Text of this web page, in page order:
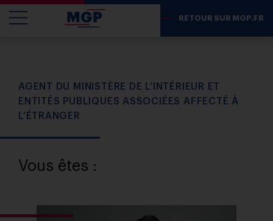
RETOUR SUR MGP.FR
AGENT DU MINISTÈRE DE L’INTÉRIEUR ET
ENTITÉS PUBLIQUES ASSOCIÉES AFFECTÉ À
L’ÉTRANGER
Vous êtes :